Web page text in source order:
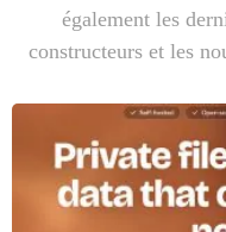
également les
constructeurs et les